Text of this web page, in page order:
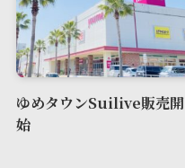
ゆめタウンSuilive販売開
始